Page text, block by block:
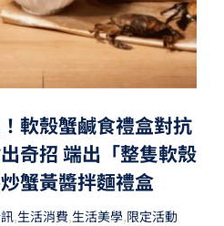
軟殼蟹鹹食禮盒對抗
奇招 端出「整隻軟殼
蟹黃醬拌麵禮盒
,生活消費,生活美學,限定活動